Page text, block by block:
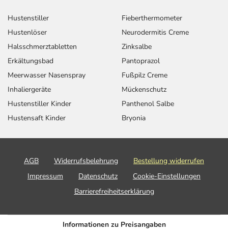
Hustenstiller
Hustenlöser
Halsschmerztabletten
Erkältungsbad
Meerwasser Nasenspray
Inhaliergeräte
Hustenstiller Kinder
Hustensaft Kinder
Fieberthermometer
Neurodermitis Creme
Zinksalbe
Pantoprazol
Fußpilz Creme
Mückenschutz
Panthenol Salbe
Bryonia
AGB Widerrufsbelehrung
Bestellung widerrufen
Impressum
Datenschutz
Cookie-Einstellungen
Barrierefreiheitserklärung
Informationen zu Preisangaben